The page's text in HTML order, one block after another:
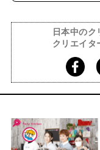
日本中の
クリエイタ